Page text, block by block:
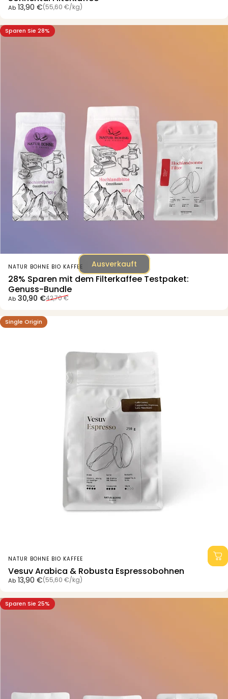
Ab 13,90 €
Grundpreis(55,60 €/
pro kg)
Sparen Sie 28%
Ausverkauft
Anbieter:
NATUR BOHNE BIO KAFFEE
28% Sparen mit dem Filterkaffee Testpaket:
Genuss-Bundle
Verkaufspreis
Ab 30,90 €
Normaler Preis
42,70 €
4.9
Single Origin
Anbieter:
NATUR BOHNE BIO KAFFEE
Vesuv Arabica & Robusta Espressobohnen
Ab 13,90 €
Grundpreis(55,60 €/
pro kg)
Sparen Sie 25%